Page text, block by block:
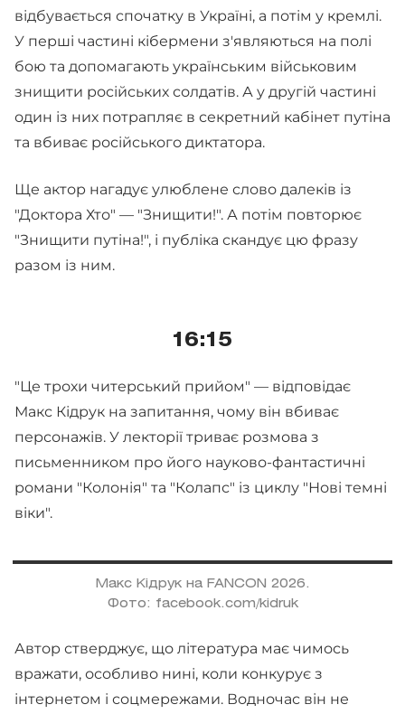
відбувається спочатку в Україні, а потім у кремлі.
У перші частині кібермени з'являються на полі
бою та допомагають українським військовим
знищити російських солдатів. А у другій частині
один із них потрапляє в секретний кабінет путіна
та вбиває російського диктатора.
Ще актор нагадує улюблене слово далеків із
"Доктора Хто" — "Знищити!". А потім повторює
"Знищити путіна!", і публіка скандує цю фразу
разом із ним.
16:15
"Це трохи читерський прийом" — відповідає
Макс Кідрук на запитання, чому він вбиває
персонажів. У лекторії триває розмова з
письменником про його науково-фантастичні
романи "Колонія" та "Колапс" із циклу "Нові темні
віки".
Макс Кідрук на FANCON 2026.
Фото: facebook.com/kidruk
Автор стверджує, що література має чимось
вражати, особливо нині, коли конкурує з
інтернетом і соцмережами. Водночас він не